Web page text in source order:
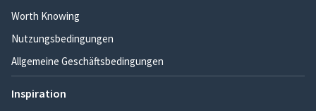
Worth Knowing
Nutzungsbedingungen
Allgemeine Geschäftsbedingungen
Inspiration